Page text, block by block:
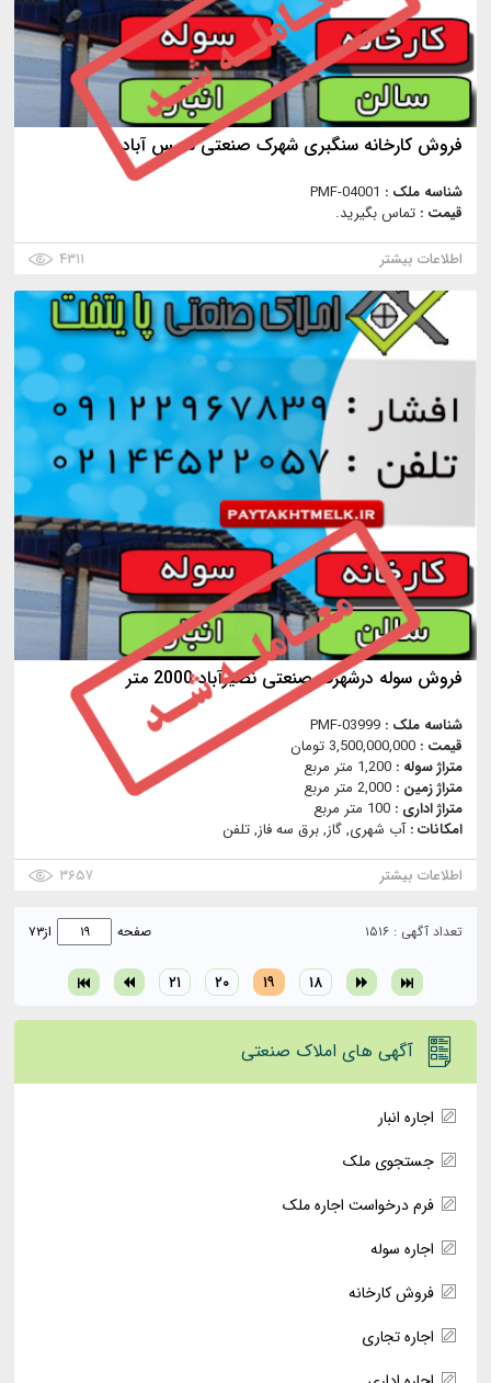
فروش کارخانه سنگبری شهرک صنعتی شمس آباد
شناسه ملک : PMF-04001
قیمت : تماس بگیرید.
اطلاعات بیشتر
۴۳۱۱
فروش سوله درشهرک صنعتی نصیرآباد 2000 متر
شناسه ملک : PMF-03999
قیمت : 3,500,000,000 تومان
متراژ سوله : 1,200 متر مربع
متراژ زمین : 2,000 متر مربع
متراژ اداری : 100 متر مربع
امکانات :آب شهری, گاز, برق سه فاز, تلفن
اطلاعات بیشتر
۳۶۵۷
تعداد آگهی : ۱۵۱۶
۱۸ ۱۹ ۲۰ ۲۱
صفحه از۷۳
آگهی های املاک صنعتی
اجاره انبار
جستجوی ملک
فرم درخواست اجاره ملک
اجاره سوله
فروش کارخانه
اجاره تجاری